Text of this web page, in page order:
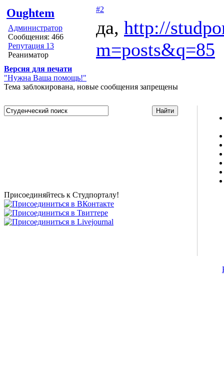
Oughtem
Администратор
Сообщения: 466
Репутация 13
Реаниматор
#2
да, http://
m=posts&q=85
Версия для печати
"Нужна Ваша помощь!"
Тема заблокирована, новые сообщения запрещены
Присоединяйтесь к Студпорталу!